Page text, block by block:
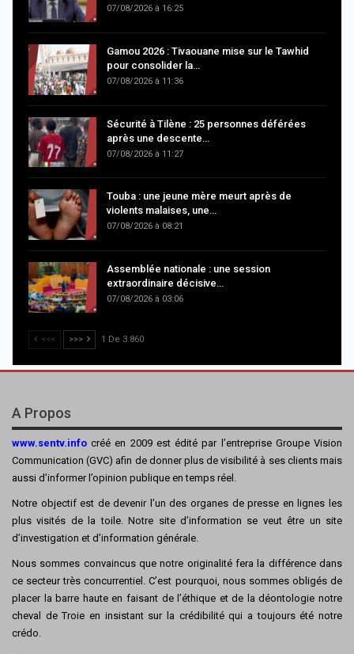
07/08/2026 à 16:25
Gamou 2026 : Tivaouane mise sur le Tawhid
pour consolider la…
07/08/2026 à 11:36
Sécurité à Tilène : 25 personnes déférées
après une descente…
07/08/2026 à 11:27
Touba : une jeune mère meurt après de
violents malaises, une…
07/08/2026 à 08:21
Assemblée nationale : une session
extraordinaire décisive…
07/08/2026 à 03:06
<<< >>> 1 De 3 860
A Propos
www.sentv.info créé en 2009 est édité par l’entreprise Groupe Vision
Communication (GVC) afin de donner plus de visibilité à ses clients mais
aussi d’informer l’opinion publique en temps réel.
Notre objectif est de devenir l’un des organes de presse en lignes les
plus visités de la toile. Notre site d’information se veut être un site
d’investigation et d’information générale.
Nous sommes convaincus que notre originalité fera la différence dans
ce secteur très concurrentiel. C’est pourquoi, nous sommes obligés de
placer la barre haute en faisant de l’éthique et de la déontologie notre
cheval de Troie en insistant sur la crédibilité qui a toujours été notre
crédo.